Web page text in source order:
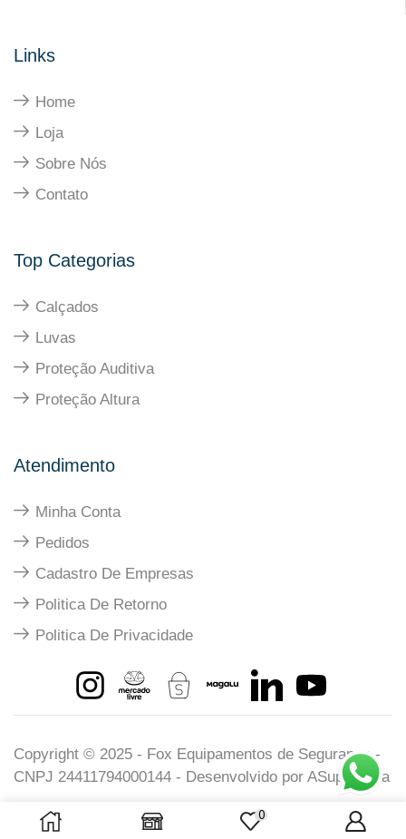
0
Links
Home
Loja
Sobre Nós
Contato
Top Categorias
Calçados
Luvas
Proteção Auditiva
Proteção Altura
Atendimento
Minha Conta
Pedidos
Cadastro De Empresas
Politica De Retorno
Politica De Privacidade
Copyright © 2025 - Fox Equipamentos de Segurança -
CNPJ 24411794000144 - Desenvolvido por ASuperIdeia